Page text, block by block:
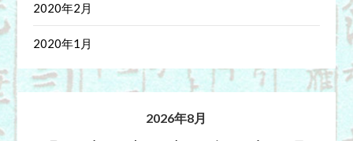
2020年2月
2020年1月
2026年8月